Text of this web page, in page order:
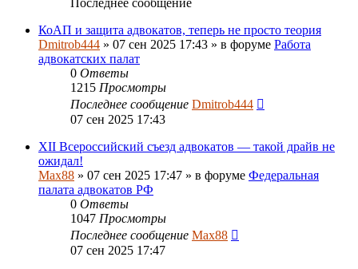
КоАП и защита адвокатов, теперь не просто теория
Dmitrob444 » 07 сен 2025 17:43 » в форуме Работа
адвокатских палат
0 Ответы
1215 Просмотры
Последнее сообщение Dmitrob444
07 сен 2025 17:43
XII Всероссийский съезд адвокатов — такой драйв не
ожидал!
Max88 » 07 сен 2025 17:47 » в форуме Федеральная
палата адвокатов РФ
0 Ответы
1047 Просмотры
Последнее сообщение Max88
07 сен 2025 17:47